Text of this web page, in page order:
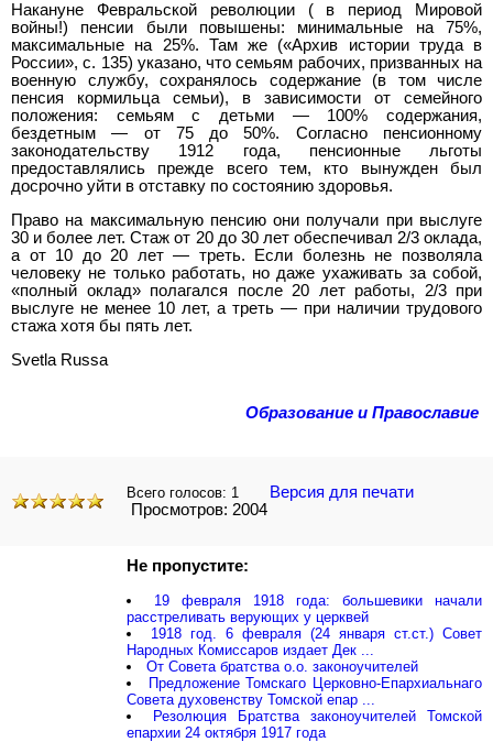
Накануне Февральской революции ( в период Мировой
войны!) пенсии были повышены: минимальные на 75%,
максимальные на 25%. Там же («Архив истории труда в
России», с. 135) указано, что семьям рабочих, призванных на
военную службу, сохранялось содержание (в том числе
пенсия кормильца семьи), в зависимости от семейного
положения: семьям с детьми — 100% содержания,
бездетным — от 75 до 50%. Согласно пенсионному
законодательству 1912 года, пенсионные льготы
предоставлялись прежде всего тем, кто вынужден был
досрочно уйти в отставку по состоянию здоровья.
Право на максимальную пенсию они получали при выслуге
30 и более лет. Стаж от 20 до 30 лет обеспечивал 2/3 оклада,
а от 10 до 20 лет — треть. Если болезнь не позволяла
человеку не только работать, но даже ухаживать за собой,
«полный оклад» полагался после 20 лет работы, 2/3 при
выслуге не менее 10 лет, а треть — при наличии трудового
стажа хотя бы пять лет.
Svetla Russa
Образование и Православие
Всего голосов: 1
Версия для печати
Просмотров: 2004
Не пропустите:
19 февраля 1918 года: большевики начали
расстреливать верующих у церквей
1918 год. 6 февраля (24 января ст.ст.) Совет
Народных Комиссаров издает Дек ...
От Совета братства о.о. законоучителей
Предложение Томскаго Церковно-Епархиальнаго
Совета духовенству Томской eпap ...
Резолюция Братства законоучителей Томской
епархии 24 октября 1917 года